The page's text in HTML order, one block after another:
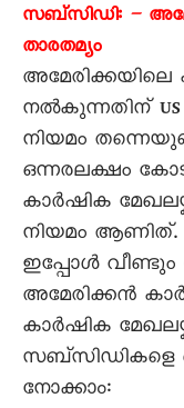
സബ്‌സിഡി: –
താരതമ്യം
നൽകുന്നതിന് US
നിയമം
ഒന്നരലക്ഷം
കാർഷിക
നിയമം ആണിത്.
ഇപ്പോൾ വീണ്ടും
അമേരിക്കൻ
കാർഷിക
സബ്‌സിഡികളെ
നോക്കാം: